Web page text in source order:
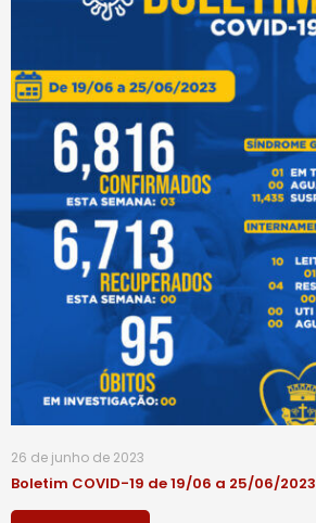
26 de junho de 2023
Boletim COVID-19 de 19/06 a 25/06/2023